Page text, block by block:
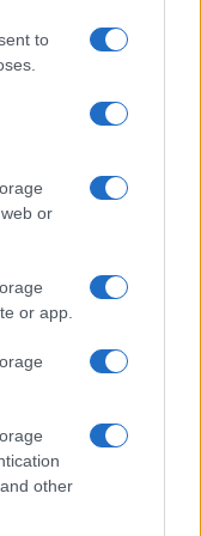
to
or
or app.
other
al di